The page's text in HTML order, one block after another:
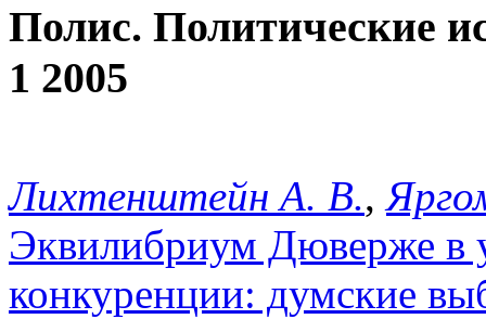
Полис. Политические
1 2005
Лихтенштейн А. В.,
Эквилибриум Дюверже в
конкуренции: думские